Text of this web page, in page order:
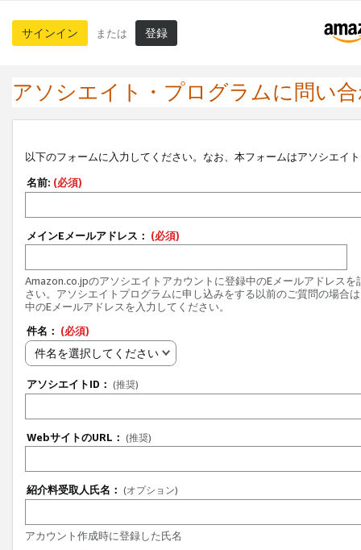
サインイン または 登録
アソシエイト・プログラムに問い
以下のフォームに入力してください。なお、本フォームはアソシエイ
名前: (必須)
メインEメールアドレス： (必須)
Amazon.co.jpのアソシエイトアカウントに登録中のEメールアドレスを
さい。アソシエイトプログラムに申し込みをする以前のご質問の場合
中のEメールアドレスを入力してください。
件名： (必須)
件名を選択してください
アソシエイトID： (推奨)
WebサイトのURL： (推奨)
紹介料受取人氏名： (オプション)
アカウント作成時に登録した氏名